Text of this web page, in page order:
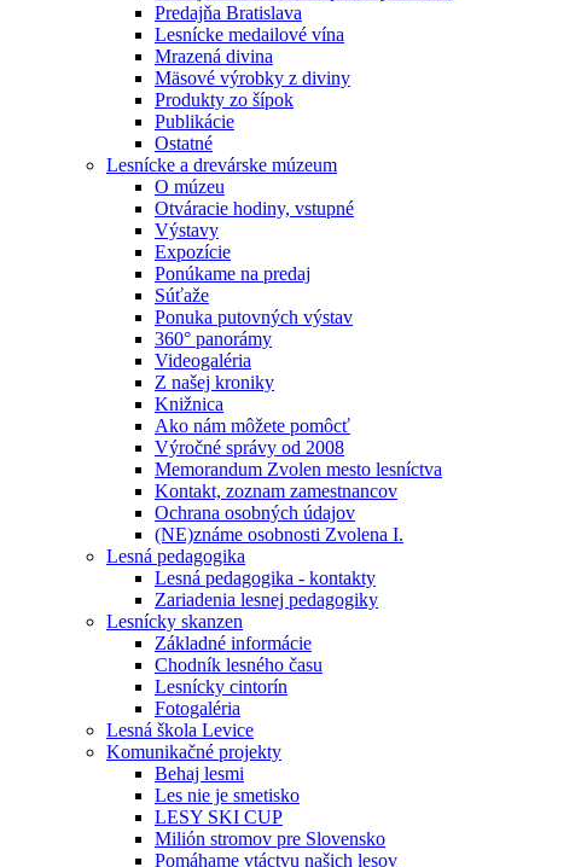
Predajňa Bratislava
Lesnícke medailové vína
Mrazená divina
Mäsové výrobky z diviny
Produkty zo šípok
Publikácie
Ostatné
Lesnícke a drevárske múzeum
O múzeu
Otváracie hodiny, vstupné
Výstavy
Expozície
Ponúkame na predaj
Súťaže
Ponuka putovných výstav
360° panorámy
Videogaléria
Z našej kroniky
Knižnica
Ako nám môžete pomôcť
Výročné správy od 2008
Memorandum Zvolen mesto lesníctva
Kontakt, zoznam zamestnancov
Ochrana osobných údajov
(NE)známe osobnosti Zvolena I.
Lesná pedagogika
Lesná pedagogika - kontakty
Zariadenia lesnej pedagogiky
Lesnícky skanzen
Základné informácie
Chodník lesného času
Lesnícky cintorín
Fotogaléria
Lesná škola Levice
Komunikačné projekty
Behaj lesmi
Les nie je smetisko
LESY SKI CUP
Milión stromov pre Slovensko
Pomáhame vtáctvu našich lesov